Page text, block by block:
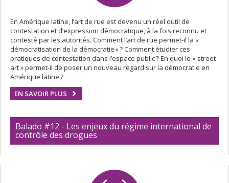
En Amérique latine, l’art de rue est devenu un réel outil de
contestation et d’expression démocratique, à la fois reconnu et
contesté par les autorités. Comment l’art de rue permet-il la «
démocratisation de la démocratie » ? Comment étudier ces
pratiques de contestation dans l’espace public ? En quoi le « street
art » permet-il de poser un nouveau regard sur la démocratie en
Amérique latine ?
EN SAVOIR PLUS
Balado #12 - Les enjeux du régime international de
contrôle des drogues